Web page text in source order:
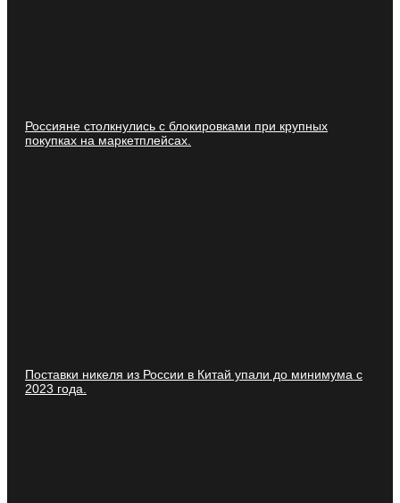
Россияне столкнулись с блокировками при крупных
покупках на маркетплейсах.
Поставки никеля из России в Китай упали до минимума с
2023 года.